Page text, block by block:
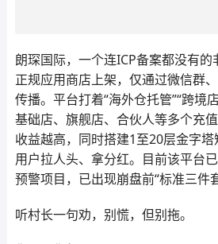
朗琛国际，一个连ICP备案都没有的
正规应用商店上架，仅通过微信群
传播。平台打着“海外仓托管”“跨境
基础店、旗舰店、合伙人等多个充
收益越高，同时搭建1至20层金字
用户拉人头、拿分红。目前该平台
预警项目，已出现崩盘前“标准三件套
听村长一句劝，别慌，但别拖。